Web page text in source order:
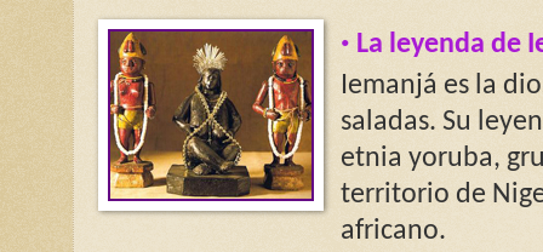
· La leyenda de
Iemanjá es la
saladas. Su
etnia yoruba,
territorio de
africano.